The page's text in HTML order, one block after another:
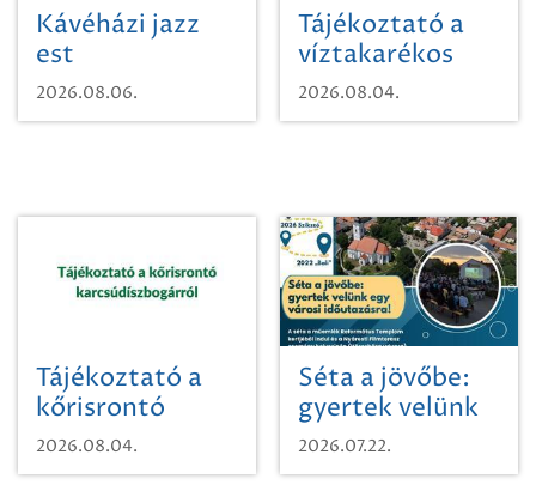
Kávéházi jazz
est
2026.08.06.
Tájékoztató a
víztakarékos
vízhasználatról
2026.08.04.
Tájékoztató a
kőrisrontó
karcsúdíszbogárról
2026.08.04.
Séta a jövőbe:
gyertek velünk
egy városi
időutazásra!
2026.07.22.